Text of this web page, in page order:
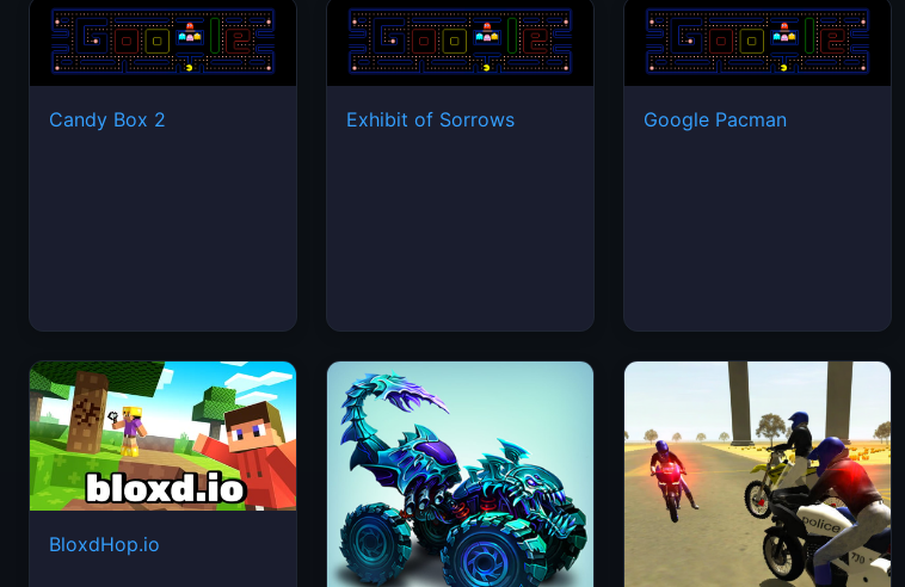
Candy Box 2 Exhibit of Sorrows Google Pacman
BloxdHop.io